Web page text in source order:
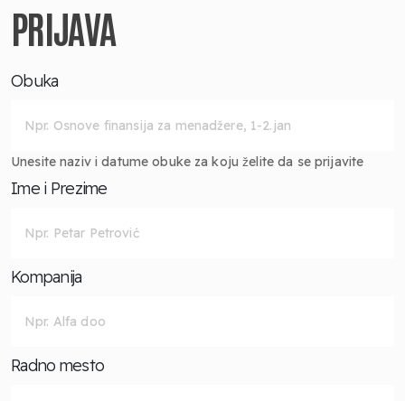
PRIJAVA
Obuka
Unesite naziv i datume obuke za koju želite da se prijavite
Ime i Prezime
Kompanija
Radno mesto